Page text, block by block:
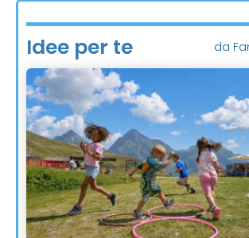
Idee per te da